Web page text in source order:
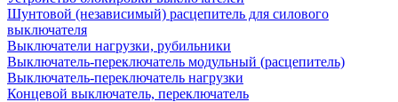
Шунтовой (независимый) расцепитель для силового
выключателя
Выключатели нагрузки, рубильники
Выключатель-переключатель модульный (расцепитель)
Выключатель-переключатель нагрузки
Концевой выключатель, переключатель